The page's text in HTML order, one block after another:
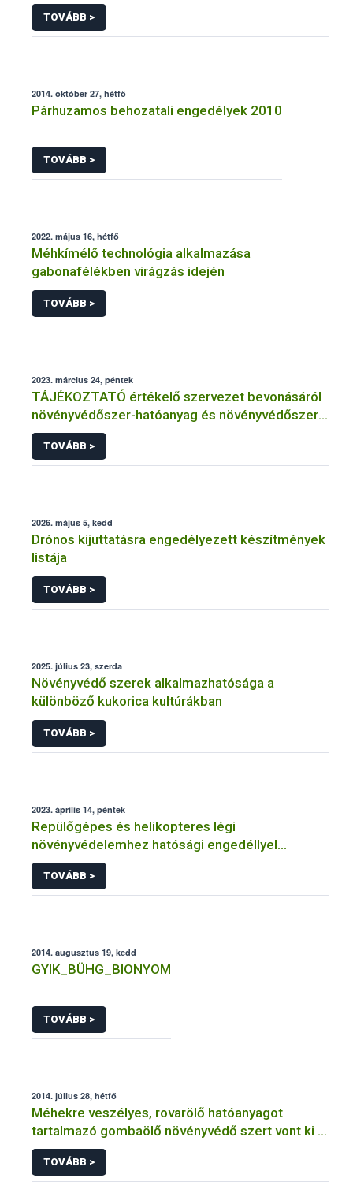
TOVÁBB >
2014. október 27, hétfő
Párhuzamos behozatali engedélyek 2010
TOVÁBB >
2022. május 16, hétfő
Méhkímélő technológia alkalmazása
gabonafélékben virágzás idején
TOVÁBB >
2023. március 24, péntek
TÁJÉKOZTATÓ értékelő szervezet bevonásáról
növényvédőszer-hatóanyag és növényvédőszer
engedélyezésére, továbbá a meglévő engedély
meghosszabbítására vagy módosítására irányuló
eljárásba
TOVÁBB >
2026. május 5, kedd
Drónos kijuttatásra engedélyezett készítmények
listája
TOVÁBB >
2025. július 23, szerda
Növényvédő szerek alkalmazhatósága a
különböző kukorica kultúrákban
TOVÁBB >
2023. április 14, péntek
Repülőgépes és helikopteres légi
növényvédelemhez hatósági engedéllyel
rendelkező szervezetek
TOVÁBB >
2014. augusztus 19, kedd
GYIK_BÜHG_BIONYOM
TOVÁBB >
2014. július 28, hétfő
Méhekre veszélyes, rovarölő hatóanyagot
tartalmazó gombaölő növényvédő szert vont ki a
forgalomból a NÉBIH
TOVÁBB >